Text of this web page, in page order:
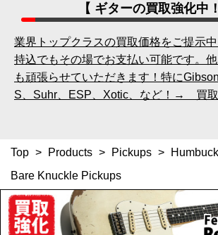
【 ギターの買取強化中
業界トップクラスの買取価格をご提示
持込でもその場でお支払い可能です。
も頑張らせていただきます！特に
S、Suhr、ESP、Xotic、など！→ 買取
Top > Products > Pickups >
Bare Knuckle Pickups